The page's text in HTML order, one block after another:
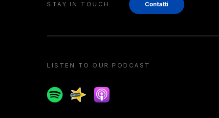
STAY IN TOUCH Contatti
LISTEN TO OUR PODCAST
SpotifySpreakerApple podcast